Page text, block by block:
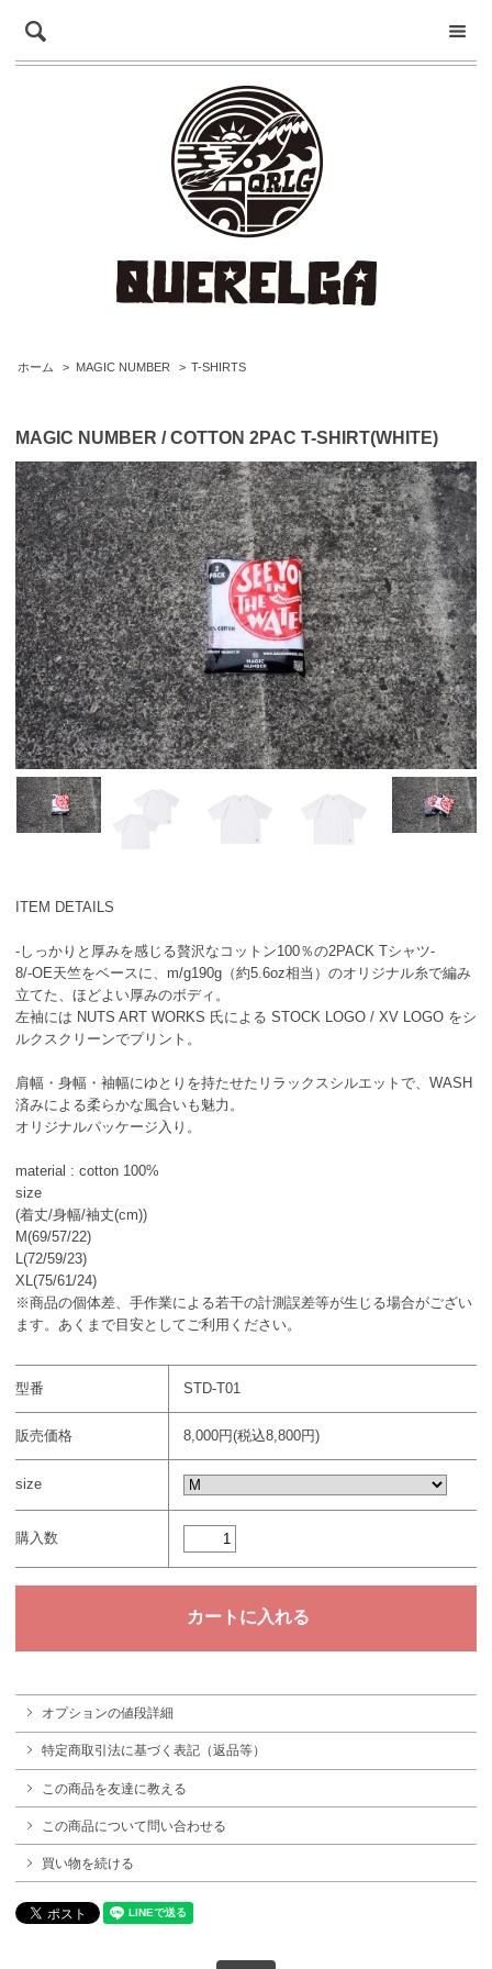
ホーム > MAGIC NUMBER > T-SHIRTS
MAGIC NUMBER / COTTON 2PAC T-SHIRT(WHITE)
ITEM DETAILS
-しっかりと厚みを感じる贅沢なコットン100％の2PACK Tシャツ-
8/-OE天竺をベースに、m/g190g（約5.6oz相当）のオリジナル糸で編み
立てた、ほどよい厚みのボディ。
左袖には NUTS ART WORKS 氏による STOCK LOGO / XV LOGO をシ
ルクスクリーンでプリント。
肩幅・身幅・袖幅にゆとりを持たせたリラックスシルエットで、WASH
済みによる柔らかな風合いも魅力。
オリジナルパッケージ入り。
material : cotton 100%
size
(着丈/身幅/袖丈(cm))
M(69/57/22)
L(72/59/23)
XL(75/61/24)
※商品の個体差、手作業による若干の計測誤差等が生じる場合がござい
ます。あくまで目安としてご利用ください。
型番 STD-T01
販売価格 8,000円(税込8,800円)
size
購入数
オプションの値段詳細
特定商取引法に基づく表記（返品等）
この商品を友達に教える
この商品について問い合わせる
買い物を続ける